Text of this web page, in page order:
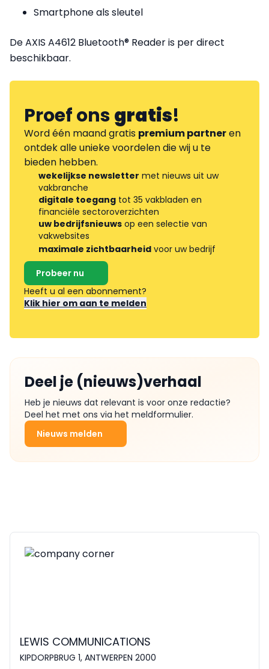
Smartphone als sleutel
De AXIS A4612 Bluetooth® Reader is per direct
beschikbaar.
Proef onsgratis!
Word één maand gratis premium partneren
ontdek alle unieke voordelen die wij u te
bieden hebben.
wekelijkse newsletter met nieuws uit uw
vakbranche
digitale toegang tot 35 vakbladen en
financiële sectoroverzichten
uw bedrijfsnieuws op een selectie van
vakwebsites
maximale zichtbaarheid voor uw bedrijf
Probeer nu
Heeft u al een abonnement?
Klik hier om aan te melden
Deel je (nieuws)verhaal
Heb je nieuws dat relevant is voor onze redactie?
Deel het met ons via het meldformulier.
Nieuws melden
LEWIS COMMUNICATIONS
KIPDORPBRUG 1, ANTWERPEN 2000